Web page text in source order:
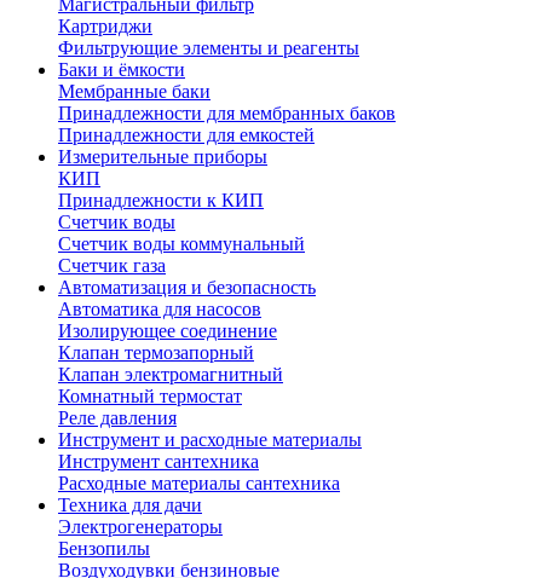
Магистральный фильтр
Картриджи
Фильтрующие элементы и реагенты
Баки и ёмкости
Мембранные баки
Принадлежности для мембранных баков
Принадлежности для емкостей
Измерительные приборы
КИП
Принадлежности к КИП
Счетчик воды
Счетчик воды коммунальный
Счетчик газа
Автоматизация и безопасность
Автоматика для насосов
Изолирующее соединение
Клапан термозапорный
Клапан электромагнитный
Комнатный термостат
Реле давления
Инструмент и расходные материалы
Инструмент сантехника
Расходные материалы сантехника
Техника для дачи
Электрогенераторы
Бензопилы
Воздуходувки бензиновые